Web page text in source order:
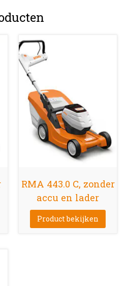
RMA 443.0 C, zonder
accu en lader
Product bekijken